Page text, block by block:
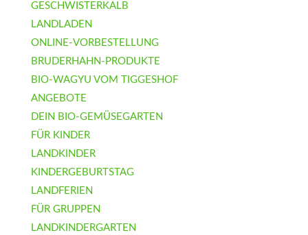
GESCHWISTERKALB
LANDLADEN
ONLINE-VORBESTELLUNG
BRUDERHAHN-PRODUKTE
BIO-WAGYU VOM TIGGESHOF
ANGEBOTE
DEIN BIO-GEMÜSEGARTEN
FÜR KINDER
LANDKINDER
KINDERGEBURTSTAG
LANDFERIEN
FÜR GRUPPEN
LANDKINDERGARTEN